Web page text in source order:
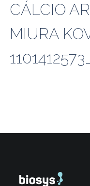
CÁLCIO
MIURA